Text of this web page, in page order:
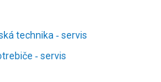
technika ‑ servis
‑ servis